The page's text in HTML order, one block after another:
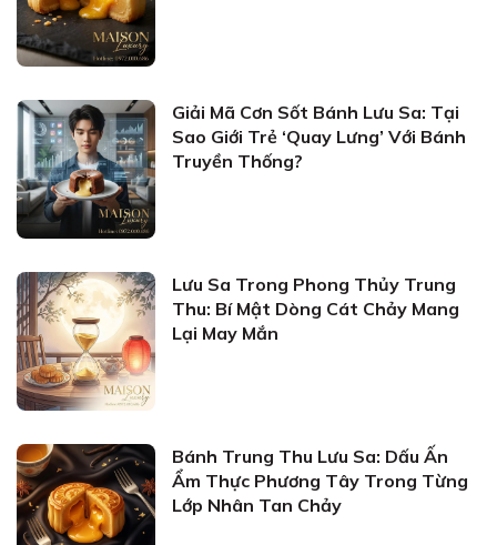
Giải Mã Cơn Sốt Bánh Lưu Sa: Tại
Sao Giới Trẻ ‘Quay Lưng’ Với Bánh
Truyền Thống?
Lưu Sa Trong Phong Thủy Trung
Thu: Bí Mật Dòng Cát Chảy Mang
Lại May Mắn
Bánh Trung Thu Lưu Sa: Dấu Ấn
Ẩm Thực Phương Tây Trong Từng
Lớp Nhân Tan Chảy